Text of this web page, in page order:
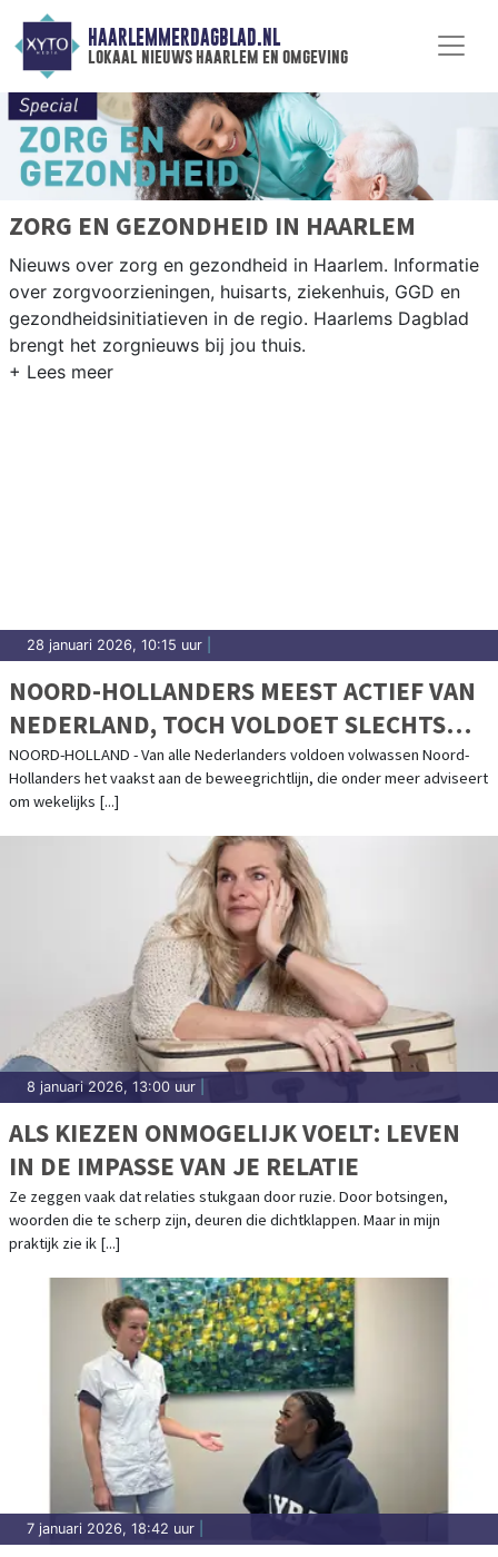
HAARLEMMERDAGBLAD.NL
lokaal nieuws haarlem en omgeving
ZORG EN GEZONDHEID IN HAARLEM
Nieuws over zorg en gezondheid in Haarlem. Informatie
over zorgvoorzieningen, huisarts, ziekenhuis, GGD en
gezondheidsinitiatieven in de regio. Haarlems Dagblad
brengt het zorgnieuws bij jou thuis.
28 januari 2026, 10:15 uur
NOORD-HOLLANDERS MEEST ACTIEF VAN
NEDERLAND, TOCH VOLDOET SLECHTS
HELFT AAN BEWEEGRICHTLIJN
NOORD-HOLLAND - Van alle Nederlanders voldoen volwassen Noord-
Hollanders het vaakst aan de beweegrichtlijn, die onder meer adviseert
om wekelijks [...]
8 januari 2026, 13:00 uur
ALS KIEZEN ONMOGELIJK VOELT: LEVEN
IN DE IMPASSE VAN JE RELATIE
Ze zeggen vaak dat relaties stukgaan door ruzie. Door botsingen,
woorden die te scherp zijn, deuren die dichtklappen. Maar in mijn
praktijk zie ik [...]
7 januari 2026, 18:42 uur